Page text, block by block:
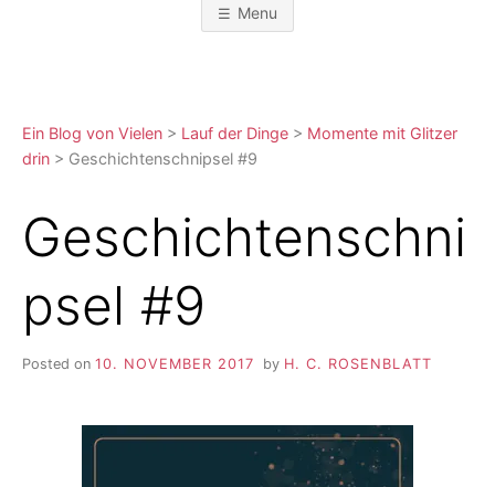
Menu
Ein Blog von Vielen > Lauf der Dinge > Momente mit Glitzer
drin > Geschichtenschnipsel #9
Geschichtenschni
psel #9
Posted on 10. NOVEMBER 2017 by H. C. ROSENBLATT